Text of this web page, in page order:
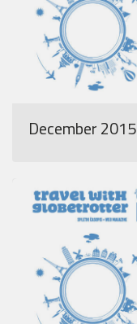
December 2015